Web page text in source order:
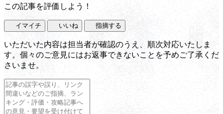
この記事を評価しよう！
イマイチ いいね 指摘する
いただいた内容は担当者が確認のうえ、順次対応いたしま
す。個々のご意見にはお返事できないことを予めご了承くだ
さいませ。